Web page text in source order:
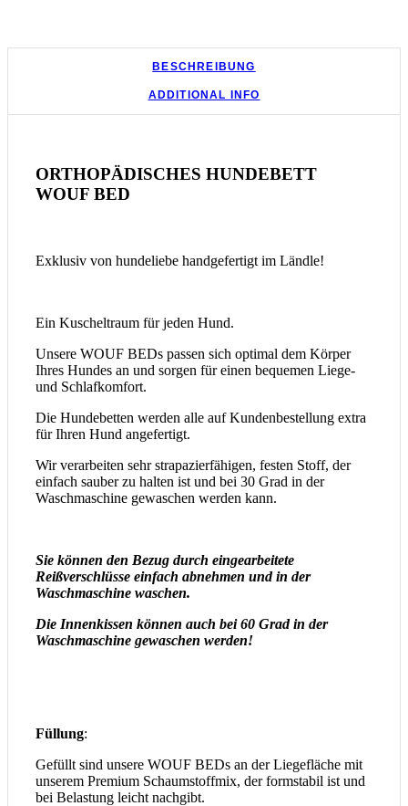
BESCHREIBUNG
ADDITIONAL INFO
ORTHOPÄDISCHES HUNDEBETT
WOUF BED
Exklusiv von hundeliebe handgefertigt im Ländle!
Ein Kuscheltraum für jeden Hund.
Unsere WOUF BEDs passen sich optimal dem Körper
Ihres Hundes an und sorgen für einen bequemen Liege-
und Schlafkomfort.
Die Hundebetten werden alle auf Kundenbestellung extra
für Ihren Hund angefertigt.
Wir verarbeiten sehr strapazierfähigen, festen Stoff, der
einfach sauber zu halten ist und bei 30 Grad in der
Waschmaschine gewaschen werden kann.
Sie können den Bezug durch eingearbeitete
Reißverschlüsse einfach abnehmen und in der
Waschmaschine waschen.
Die Innenkissen können auch bei 60 Grad in der
Waschmaschine gewaschen werden!
Füllung:
Gefüllt sind unsere WOUF BEDs an der Liegefläche mit
unserem Premium Schaumstoffmix, der formstabil ist und
bei Belastung leicht nachgibt.